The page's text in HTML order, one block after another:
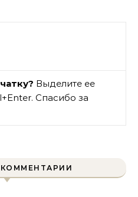
Выделите ее
Спасибо за